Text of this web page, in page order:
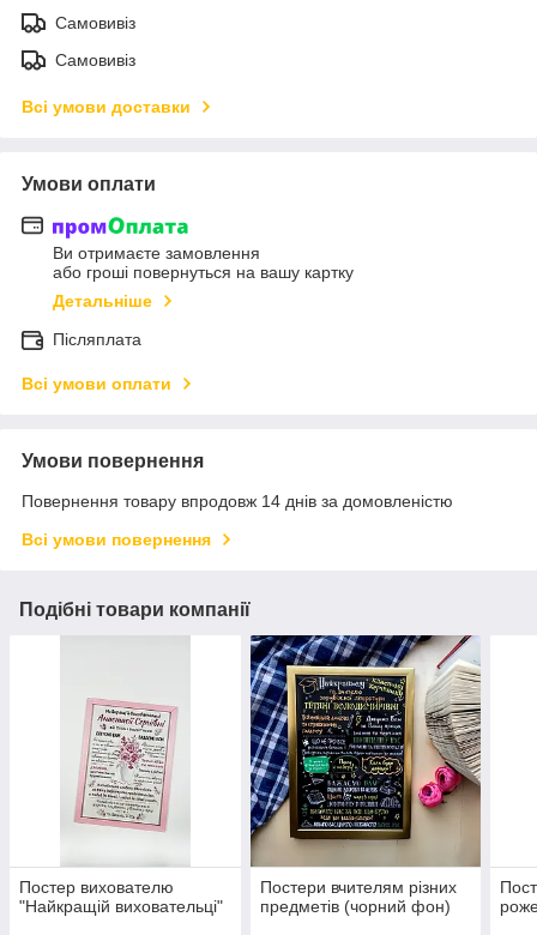
Самовивіз
Самовивіз
Всі умови доставки
Умови оплати
Ви отримаєте замовлення
або гроші повернуться на вашу картку
Детальніше
Післяплата
Всі умови оплати
Умови повернення
Повернення товару впродовж 14 днів за домовленістю
Всі умови повернення
Подібні товари компанії
Постер вихователю
"Найкращій виховательці"
Постери вчителям різних
предметів (чорний фон)